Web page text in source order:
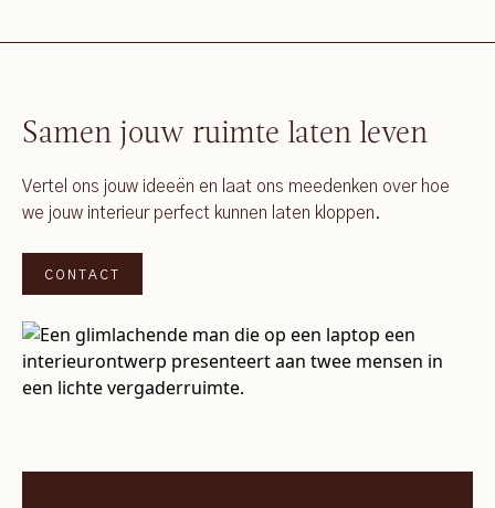
Samen jouw ruimte laten leven
Vertel ons jouw ideeën en laat ons meedenken over hoe
we jouw interieur perfect kunnen laten kloppen.
CONTACT